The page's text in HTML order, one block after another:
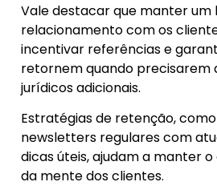
Vale destacar que manter um
relacionamento com os
incentivar referências e
retornem quando precisarem
jurídicos adicionais.
Estratégias de retenção,
newsletters regulares com
dicas úteis, ajudam a manter
da mente dos clientes.